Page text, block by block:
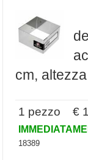
cm,
1 pezzo €
18389